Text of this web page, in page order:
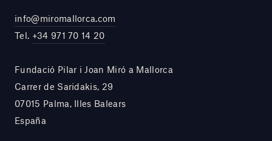
info@miromallorca.com
Tel. +34 971 70 14 20
Fundació Pilar i Joan Miró a Mallorca
Carrer de Saridakis, 29
07015 Palma, Illes Balears
España